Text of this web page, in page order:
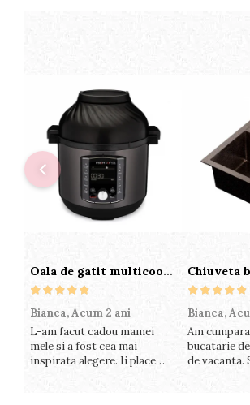
Oala de gatit multicooker 11 functii Instant Pot Pro Crisp 8 + Air Fryer 7.6 lt
Bianca,Acum 2 ani
L-am facut cadou mamei
mele si a fost cea mai
inspirata alegere. Ii place
Bianca,
Am
bucatarie
de vacanta.